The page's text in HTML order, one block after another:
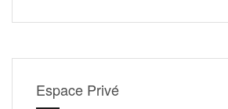
Espace Privé